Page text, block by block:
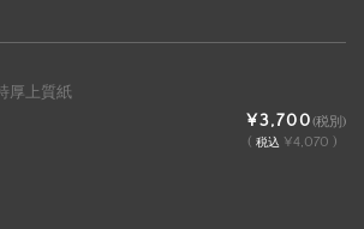
厚上質紙
¥3,700(税別)
( 税込 ¥4,070 )